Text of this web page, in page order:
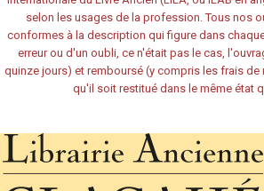
selon les usages de la profession. Tous nos
conformes à la description qui figure dans
erreur ou d'un oubli, ce n'était pas le cas,
quinze jours) et remboursé (y compris les frais
qu'il soit restitué dans le même état